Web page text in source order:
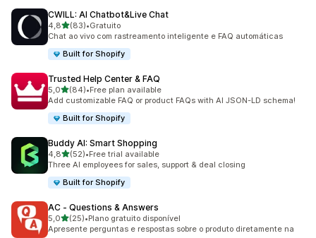
CWILL: AI Chatbot&Live Chat
4,8de 5 estrelas
(83)
83 total de avaliações
•Gratuito
Chat ao vivo com rastreamento inteligente e FAQ automáticas
Built for Shopify
Trusted Help Center & FAQ
5,0de 5 estrelas
(84)
84 total de avaliações
•Free plan available
Add customizable FAQ or product FAQs with AI JSON-LD schema!
Built for Shopify
Buddy AI: Smart Shopping
4,8de 5 estrelas
(52)
52 total de avaliações
•Free trial available
Three AI employees for sales, support & deal closing
Built for Shopify
AC ‑ Questions & Answers
5,0de 5 estrelas
(25)
25 total de avaliações
•Plano gratuito disponível
Apresente perguntas e respostas sobre o produto diretamente na